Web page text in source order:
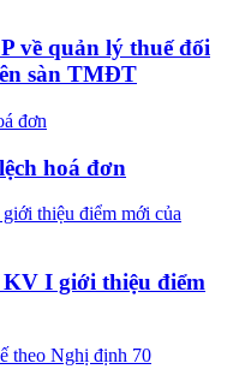
về quản lý thuế đối
sàn TMĐT
hoá đơn
KV I giới thiệu điểm